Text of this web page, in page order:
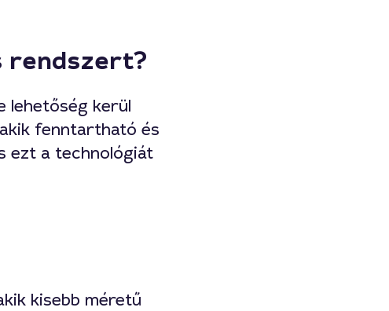
rendszert?
lehetőség kerül
fenntartható és
ezt a technológiát
kisebb méretű